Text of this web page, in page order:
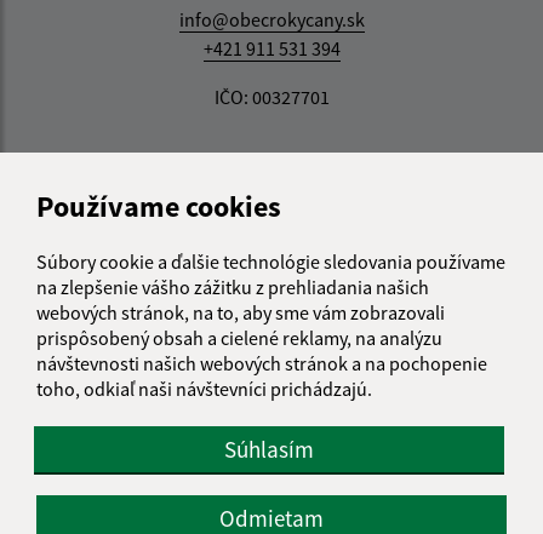
Používame cookies
Súbory cookie a ďalšie technológie sledovania používame
na zlepšenie vášho zážitku z prehliadania našich
webových stránok, na to, aby sme vám zobrazovali
prispôsobený obsah a cielené reklamy, na analýzu
návštevnosti našich webových stránok a na pochopenie
toho, odkiaľ naši návštevníci prichádzajú.
Súhlasím
Odmietam
info@obecrokycany.sk
+421 911 531 394
IČO: 00327701